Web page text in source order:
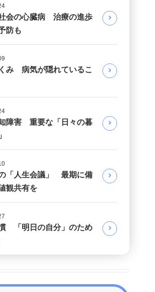
会の心臓病 治療の進歩
防も
み 病気が隠れているこ
障害 重要な「日々の暮
「人生会議」 最期に備
観共有を
「明日の自分」のため